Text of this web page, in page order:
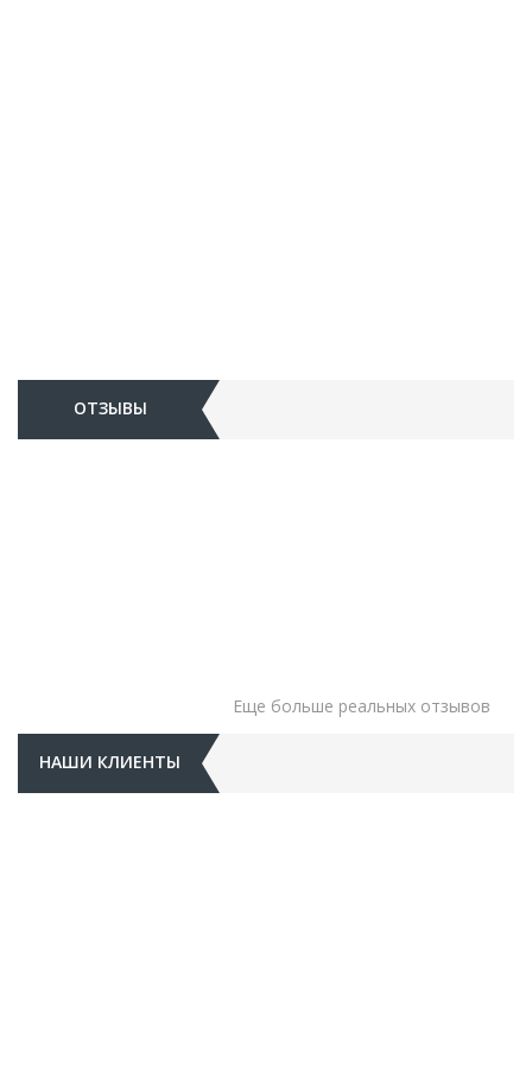
ОТЗЫВЫ
Еще больше реальных отзывов
НАШИ КЛИЕНТЫ